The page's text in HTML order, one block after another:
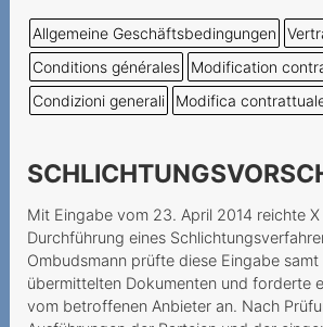
Allgemeine Geschäftsbedingungen
Conditions générales
Modification
Condizioni generali
Modifica
Mit Eingabe vom 23. April 2014 reichte
Durchführung eines
Ombudsmann prüfte diese Eingabe samt
übermittelten Dokumenten und forderte
vom betroffenen Anbieter an. Nach
Fragliche
einer
Prestataire
Incertezze al
della stipula